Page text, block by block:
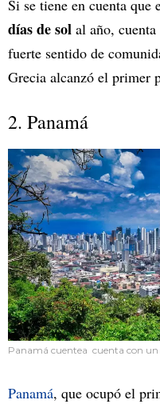
Si se tiene en cuenta que
días de sol al año, cuenta
fuerte sentido de
Grecia alcanzó el primer
2. Panamá
Panamá cuentea cuenta con
Panamá, que ocupó el